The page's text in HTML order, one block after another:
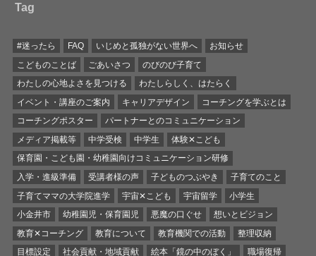
Tag
#迷ったら FAQ いじめと孤独がない世界へ
お知らせ
こどものことば
ごあいさつ
のびのび子育て
わたしの心地よさを見つける
わたしらしく、はたらく
イベント・講座のご案内
キャリアデザイン
コーチングを学ぶとは
コーチングポスター
パートナーとのコミュニケーション
メディア掲載等
中学受検 中学生
体験✕こども
保育園・こども園・幼稚園向けコミュニケーション研修
入学・進級準備
受講者様の声 子どものつぶやき
子育てのこと
子育てママの大学院進学
宇宙✕こども 宇宙留学
小学生
小金井市
幼稚園児・保育園児 悪魔の口ぐせ
想いとビジョン
教育✕コーチング
教育について 教育機関での活動
整理収納
目標設定
社会貢献・地域貢献 絵本「鏡の中のぼく」
職場復帰